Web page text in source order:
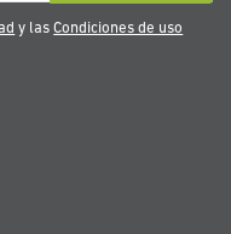
y lasCondiciones de uso